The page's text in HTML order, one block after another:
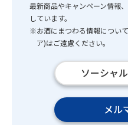
最新商品やキャンペーン情報
しています。
※お酒にまつわる情報につい
ア)はご遠慮ください。
ソーシャ
メル